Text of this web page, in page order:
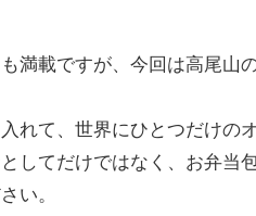
満載ですが、今回は高尾山
れて、世界にひとつだけの
てだけではなく、お弁当包
い。